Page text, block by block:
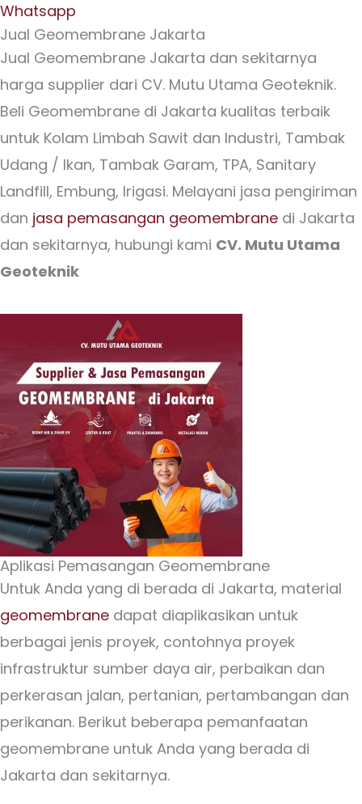
Whatsapp
Jual Geomembrane Jakarta
Jual Geomembrane Jakarta dan sekitarnya
harga supplier dari CV. Mutu Utama Geoteknik.
Beli Geomembrane di Jakarta kualitas terbaik
untuk Kolam Limbah Sawit dan Industri, Tambak
Udang / Ikan, Tambak Garam, TPA, Sanitary
Landfill, Embung, Irigasi. Melayani jasa pengiriman
dan jasa pemasangan geomembrane di Jakarta
dan sekitarnya, hubungi kami CV. Mutu Utama
Geoteknik
Aplikasi Pemasangan Geomembrane
Untuk Anda yang di berada di Jakarta, material
geomembrane dapat diaplikasikan untuk
berbagai jenis proyek, contohnya proyek
infrastruktur sumber daya air, perbaikan dan
perkerasan jalan, pertanian, pertambangan dan
perikanan. Berikut beberapa pemanfaatan
geomembrane untuk Anda yang berada di
Jakarta dan sekitarnya.